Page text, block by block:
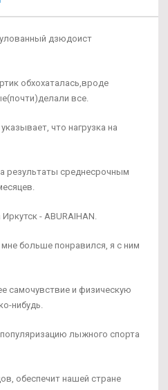
дзюдоист
обхохаталась,вроде
все.
что нагрузка на
результаты среднесрочным
- ABURAIHAN.
больше понравился, я с ним
самочувствие и физическую
нибудь.
лыжного спорта
обеспечит нашей стране